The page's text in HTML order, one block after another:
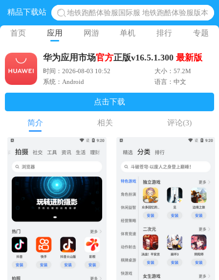
精品下载站
地铁跑酷体验服国际服 地铁跑酷体验服版本
网易光遇手游正版 点亮星空共庆周年
蛋仔派对下载 蛋仔派对体验服
奥特曼王者传奇 正版奥特曼游戏
首页 应用 网游 单机 排行 专题
华为应用市场官方正版v16.5.1.300 最新版
时间：2026-08-03 10:52
大小：57.2M
系统：Android
语言：中文
点击下载
简介 相关 评论(3)